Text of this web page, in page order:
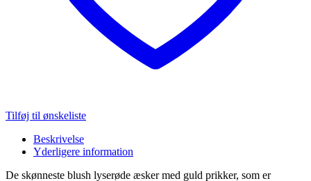
Tilføj til ønskeliste
Beskrivelse
Yderligere information
De skønneste blush lyserøde æsker med guld prikker, som er